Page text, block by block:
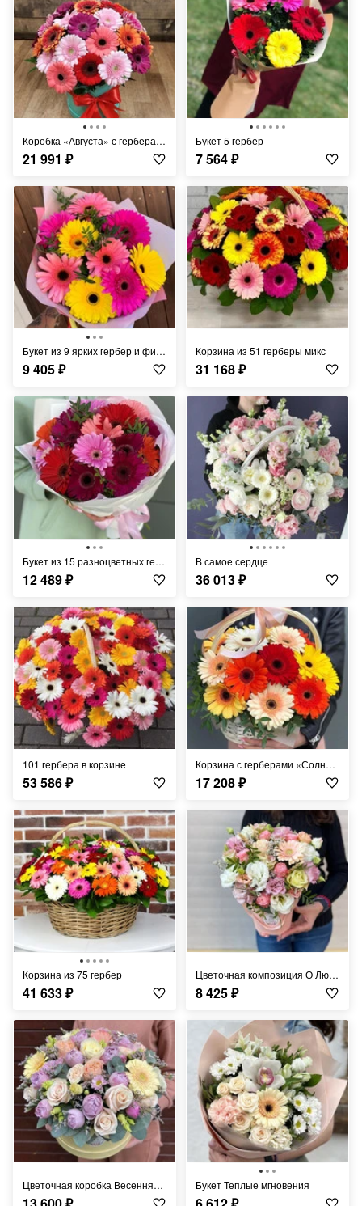
Коробка «Августа» с герберами
21 991 ₽
Букет 5 гербер
7 564₽
Букет из 9 ярких гербер и фисташка
9 405₽
Корзина из 51 герберы микс
31 168₽
Букет из 15 разноцветных гербер и фисташки
12 489₽
В самое сердце
36 013₽
101 гербера в корзине
53 586₽
Корзина с герберами «Солнечный полдень»
17 208₽
Корзина из 75 гербер
41 633₽
Цветочная композиция О Любви
8 425₽
Цветочная коробка Весенняя радость Букет Теплые мгновения